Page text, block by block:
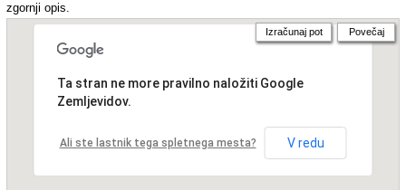
zgornji opis.
Ta stran ne more pravilno naložiti Google
Zemljevidov.
Ali ste lastnik tega spletnega mesta? V redu
Izračunaj pot Povečaj